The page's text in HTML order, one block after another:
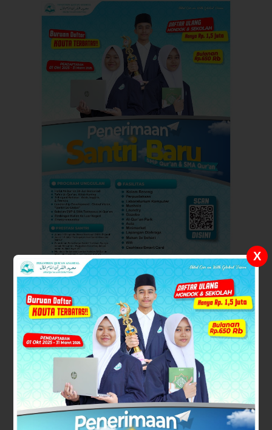
Daftar PSB Santri Baru 2026!
Gratis Download | Cetak | Bagikan Buku Karya
Keluarga Besar Anamfal
X